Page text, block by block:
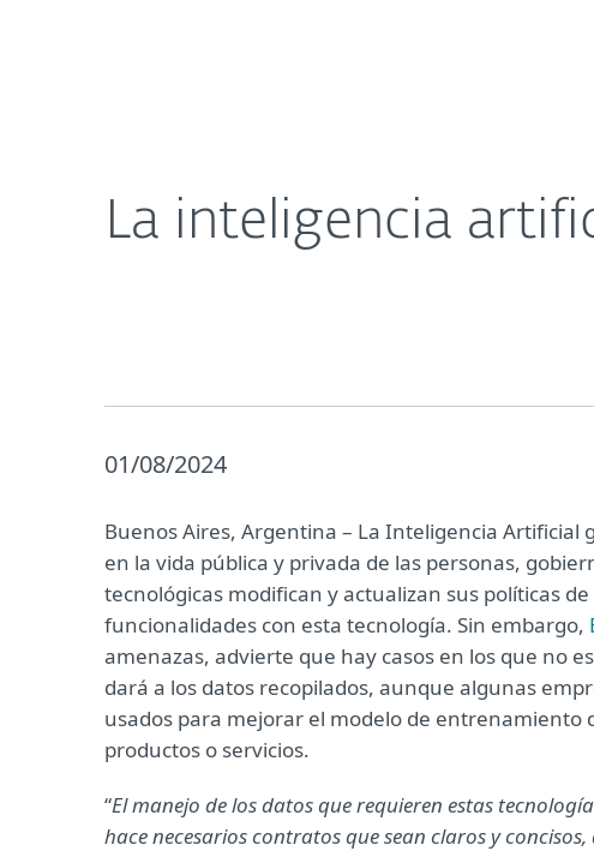
La inteligencia
01/08/2024
Buenos Aires, Argentina ­– La Inteligencia
en la vida pública y privada de las personas,
tecnológicas modifican y actualizan sus políticas
funcionalidades con esta tecnología. Sin embargo,
amenazas, advierte que hay casos en los que no
dará a los datos recopilados, aunque algunas
usados para mejorar el modelo de
productos o servicios.
“El manejo de los datos que requieren estas
hace necesarios contratos que sean claros y